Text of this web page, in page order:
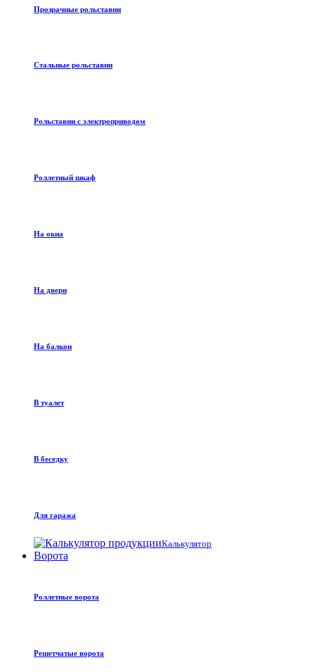
Прозрачные рольставни
Стальные рольставни
Рольставни с электроприводом
Роллетный шкаф
На окна
На двери
На балкон
В туалет
В беседку
Для гаража
Калькулятор
Ворота
Роллетные ворота
Решетчатые ворота